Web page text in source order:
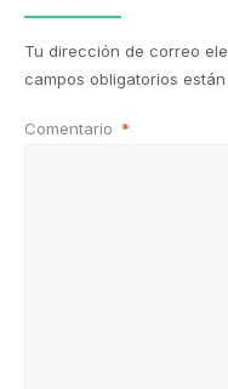
Tu dirección de correo
campos obligatorios
Comentario *